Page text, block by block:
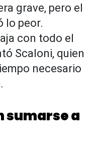
grave, pero el
lo peor.
con todo el
Scaloni, quien
necesario
sumarse a